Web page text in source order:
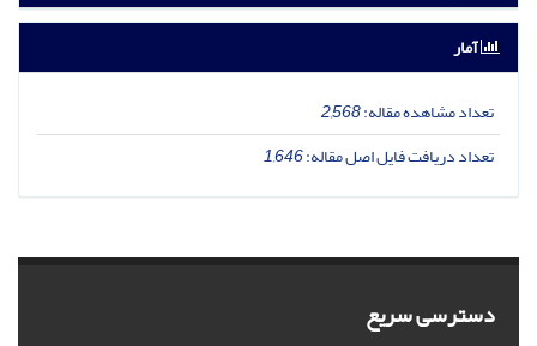
آمار
تعداد مشاهده مقاله:2,568
تعداد دریافت فایل اصل مقاله:1,646
دسترسی سریع